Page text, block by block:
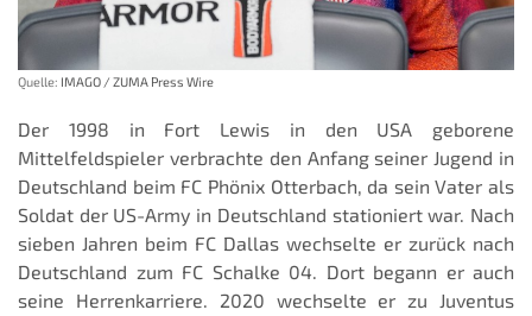
Quelle: IMAGO / ZUMA Press Wire
Der 1998 in Fort Lewis in den USA geborene
Mittelfeldspieler verbrachte den Anfang seiner Jugend in
Deutschland beim FC Phönix Otterbach, da sein Vater als
Soldat der US-Army in Deutschland stationiert war. Nach
sieben Jahren beim FC Dallas wechselte er zurück nach
Deutschland zum FC Schalke 04. Dort begann er auch
seine Herrenkarriere. 2020 wechselte er zu Juventus